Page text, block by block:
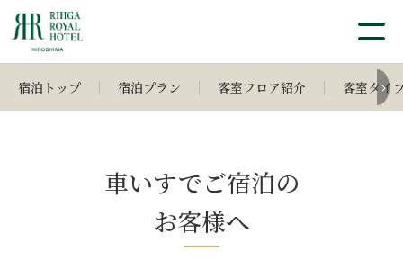
宿泊トップ 宿泊プラン 客室フロア紹介 客室タイ
車いすでご宿泊の
お客様へ